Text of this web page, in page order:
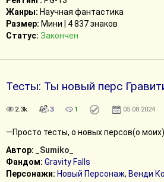
Жанры: Научная фантастика
Размер: Мини | 4 837 знаков
Статус: Закончен
Тесты: Ты новый перс
2.3k 3 1 05.08.2024
—Просто тесты, о новых персов(о моих)
Автор:
_Sumiko_
Фандом: Gravity Falls
Персонажи: Новый Персонаж, Венди